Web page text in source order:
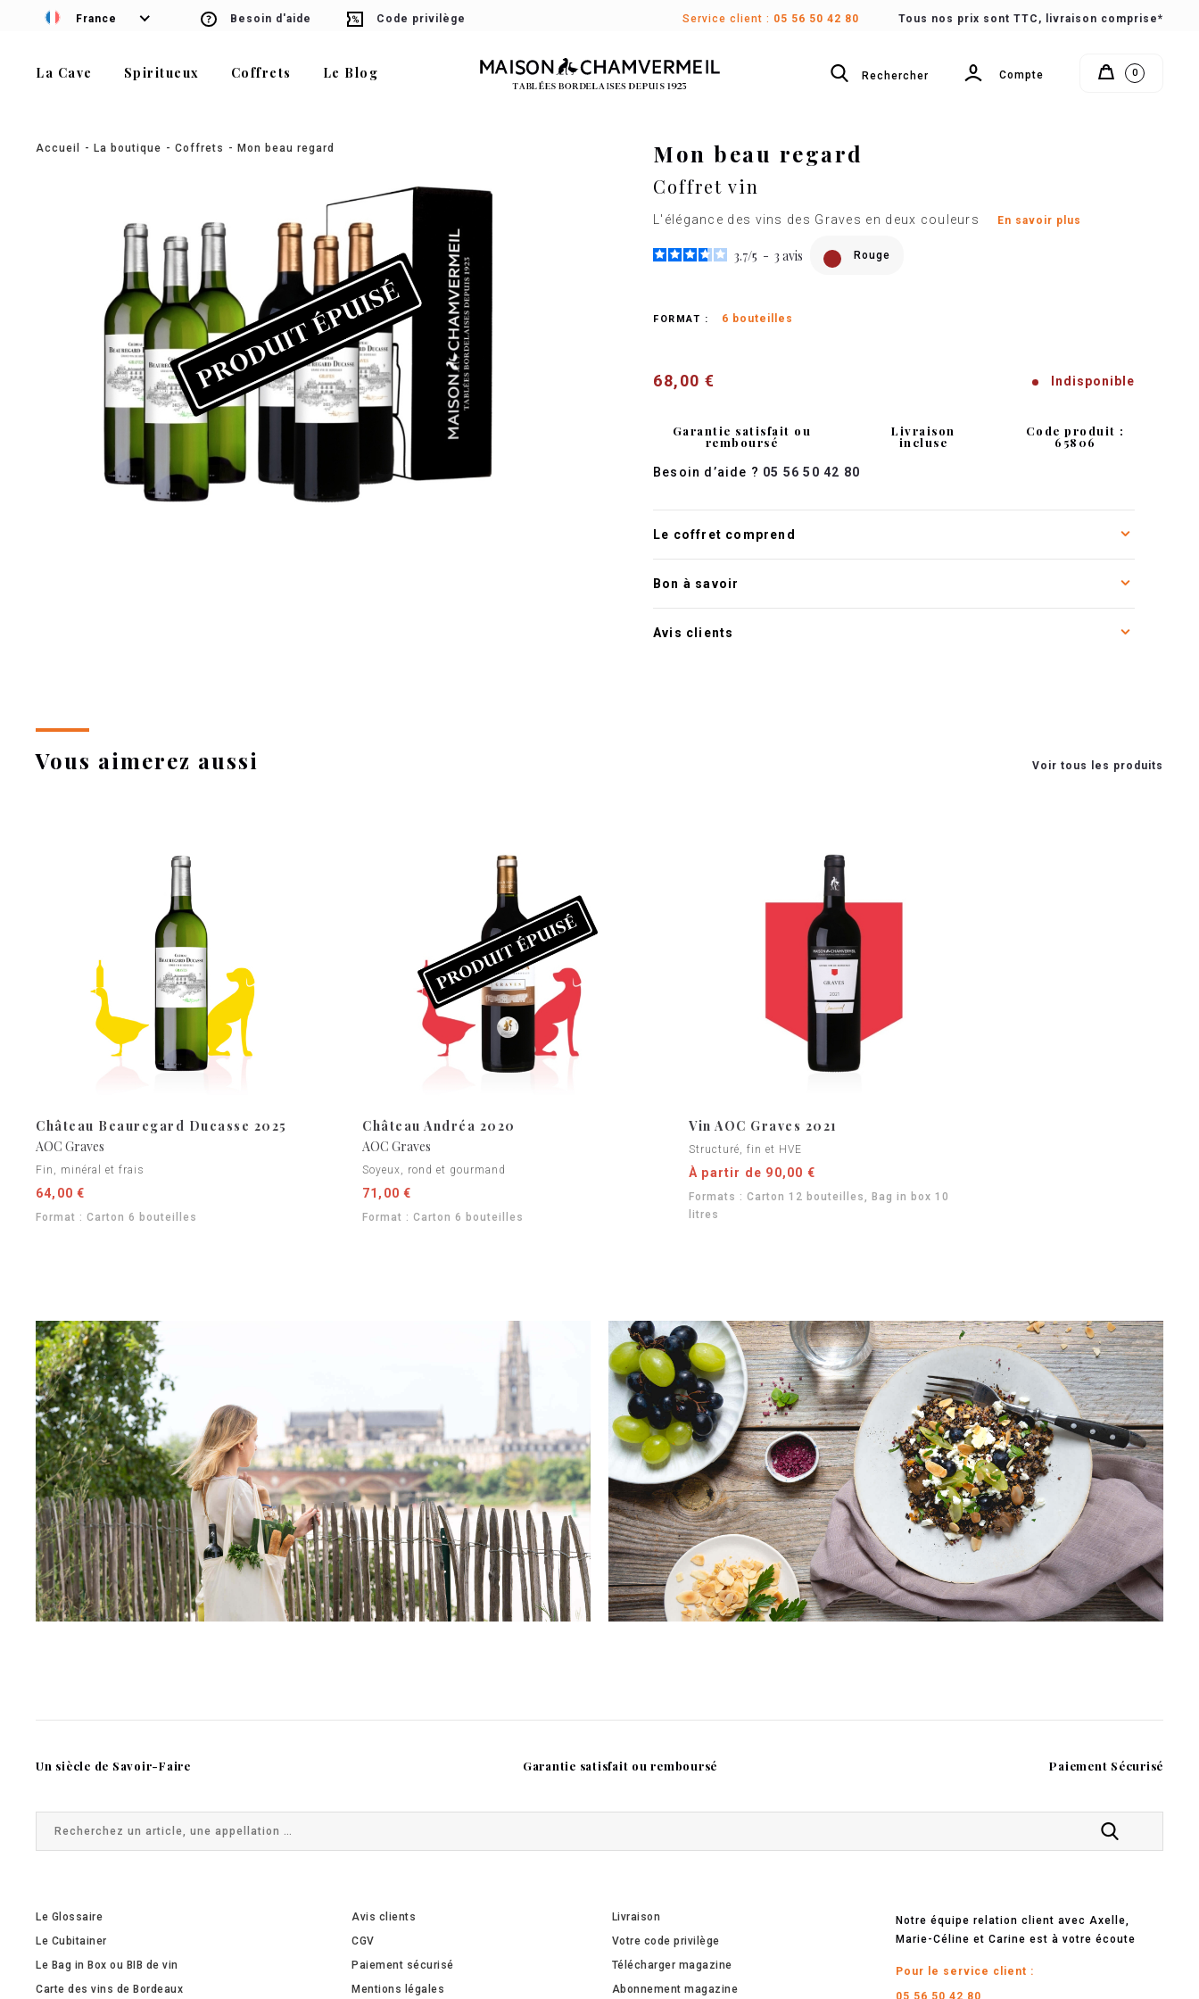
France Besoin d'aide Code privilège Service client : 05 56 50 42 80 Tous nos prix sont TTC, livraison comprise*
La Cave Spiritueux Coffrets Le Blog Rechercher Compte 0
Accueil La boutique Coffrets Mon beau regard Mon beau regard
Coffret vin
L'élégance des vins des Graves en deux couleurs En savoir plus
3.7/5 - 3 avis Rouge
FORMAT : 6 bouteilles
68,00 € Indisponible
Garantie satisfait ou
remboursé
Livraison
incluse
Code produit :
65806
Besoin d’aide ? 05 56 50 42 80
Le coffret comprend
Bon à savoir
Avis clients
Vous aimerez aussi Voir tous les produits
Château Beauregard Ducasse 2025
AOC Graves
Fin, minéral et frais
64,00 €
Format : Carton 6 bouteilles
Château Andréa 2020
AOC Graves
Soyeux, rond et gourmand
71,00 €
Format : Carton 6 bouteilles
Vin AOC Graves 2021
Structuré, fin et HVE
À partir de 90,00 €
Formats : Carton 12 bouteilles, Bag in box 10
litres
Un siècle de Savoir-Faire Garantie satisfait ou remboursé Paiement Sécurisé
Le Glossaire
Le Cubitainer
Le Bag in Box ou BIB de vin
Carte des vins de Bordeaux
Avis clients
CGV
Paiement sécurisé
Mentions légales
Livraison
Votre code privilège
Télécharger magazine
Abonnement magazine
Notre équipe relation client avec Axelle,
Marie-Céline et Carine est à votre écoute
Pour le service client :